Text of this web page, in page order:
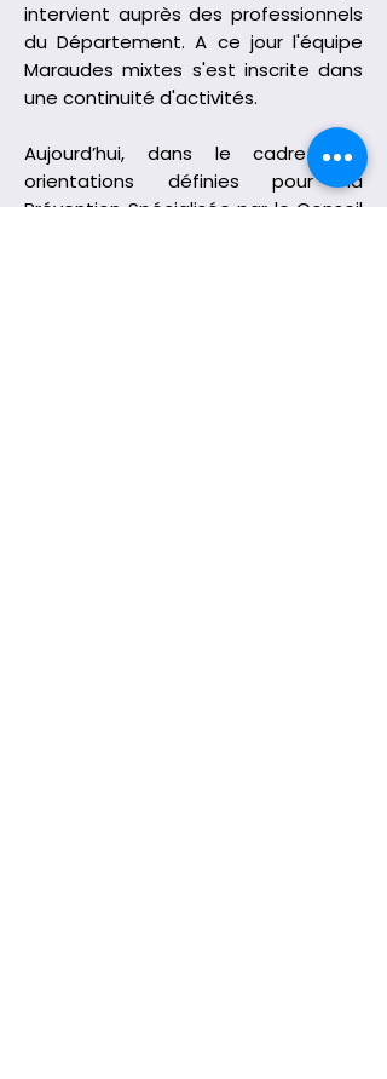
intervient auprès des professionnels
du Département. A ce jour l'équipe
Maraudes mixtes s'est inscrite dans
une continuité d'activités.
Aujourd’hui, dans le cadre des
orientations définies pour la
Prévention Spécialisée par le Conseil